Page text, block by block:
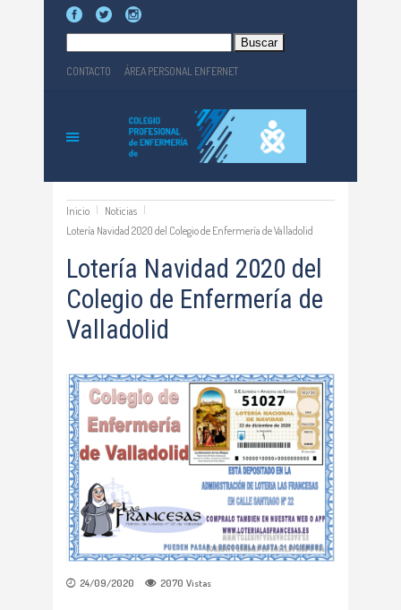
CONTACTO ÁREA PERSONAL ENFERNET
Inicio
Noticias
Lotería Navidad 2020 del Colegio de Enfermería de Valladolid
Lotería Navidad 2020 del
Colegio de Enfermería de
Valladolid
24/09/2020 2070 Vistas